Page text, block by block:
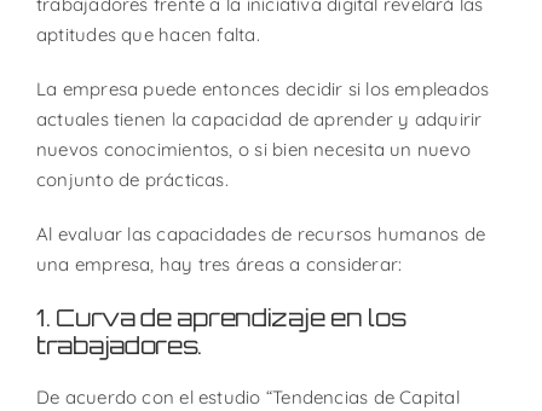
aptitudes que hacen falta.
La empresa puede entonces decidir si los empleados
actuales tienen la capacidad de aprender y adquirir
nuevos conocimientos, o si bien necesita un nuevo
conjunto de prácticas.
Al evaluar las capacidades de recursos humanos de
una empresa, hay tres áreas a considerar:
1. Curva de aprendizaje en los
trabajadores.
De acuerdo con el estudio “Tendencias de Capital